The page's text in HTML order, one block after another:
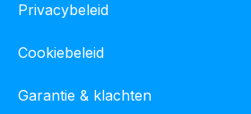
Privacybeleid
Cookiebeleid
Garantie & klachten